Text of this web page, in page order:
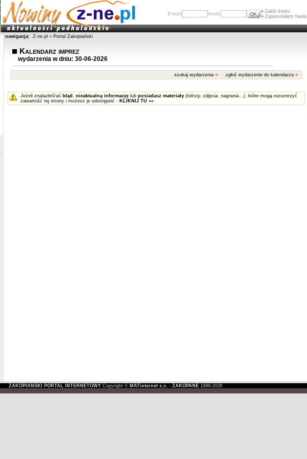
E-mail Hasło » Załóż konto
» Zapomniałem hasła
nawigacja: Z-ne.pl » Portal Zakopiański
Kalendarz imprez
wydarzenia w dniu: 30-06-2026
szukaj wydarzenia » zgłoś wydarzenie do kalendarza »
Jeżeli znalazłeś/aś błąd , nieaktualną informacjęlub posiadasz materiały (teksty, zdjęcia, nagrania...), które mogą rozszerzyć
zawartość tej strony i możesz je udostępnić - KLIKNIJ TU »»
ZAKOPIAŃSKI PORTAL INTERNETOWYCopyright © MATinternet s.c. - ZAKOPANE1999-2026